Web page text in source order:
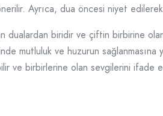
Ayrıca, dua öncesi niyet
dualardan biridir ve çiftin birbirine
mutluluk ve huzurun
ve birbirlerine olan sevgilerini ifade